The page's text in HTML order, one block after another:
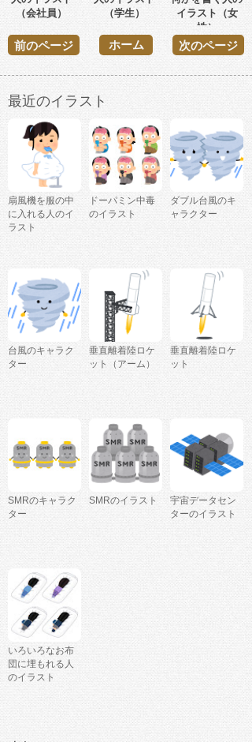
（会社員）
（学生）
イラスト（女
性）
前のページ 次のページ
ホーム
最近のイラスト
扇風機を服の中
に入れる人のイ
ラスト
ドーパミン中毒
のイラスト
ダブル台風のキ
ャラクター
台風のキャラク
ター
垂直離着陸ロケ
ット（アーム）
垂直離着陸ロケ
ット
SMRのキャラク
ター
SMRのイラスト
宇宙データセン
ターのイラスト
いろいろなお布
団に埋もれる人
のイラスト